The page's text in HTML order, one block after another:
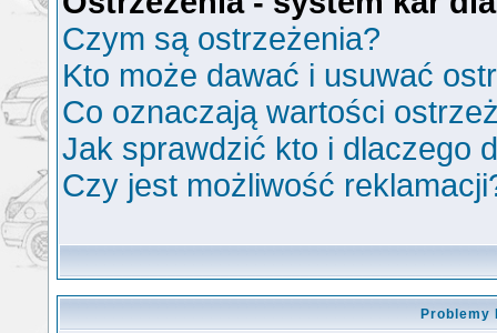
Czym są ostrzeżenia?
Kto może dawać i usuwać
Co oznaczają wartości
Jak sprawdzić kto i dlaczego
Czy jest możliwość
Problemy